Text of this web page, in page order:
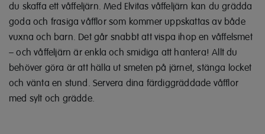
du skaffa ett våffeljärn. Med Elvitas våffeljärn kan du grädda
goda och frasiga våfflor som kommer uppskattas av både
vuxna och barn. Det går snabbt att vispa ihop en våffelsmet
– och våffeljärn är enkla och smidiga att hantera! Allt du
behöver göra är att hälla ut smeten på järnet, stänga locket
och vänta en stund. Servera dina färdiggräddade våfflor
med sylt och grädde.